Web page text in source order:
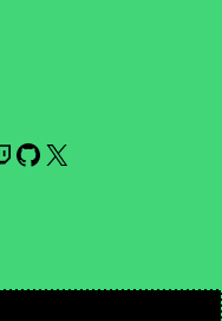
GitHub
X